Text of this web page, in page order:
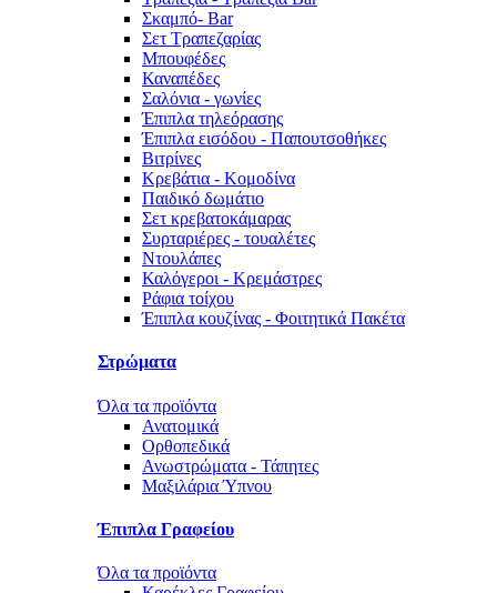
Σκαμπό- Bar
Σετ Τραπεζαρίας
Μπουφέδες
Καναπέδες
Σαλόνια - γωνίες
Έπιπλα τηλεόρασης
Έπιπλα εισόδου - Παπουτσοθήκες
Βιτρίνες
Κρεβάτια - Κομοδίνα
Παιδικό δωμάτιο
Σετ κρεβατοκάμαρας
Συρταριέρες - τουαλέτες
Ντουλάπες
Καλόγεροι - Κρεμάστρες
Ράφια τοίχου
Έπιπλα κουζίνας - Φοιτητικά Πακέτα
Στρώματα
Όλα τα προϊόντα
Ανατομικά
Ορθοπεδικά
Ανωστρώματα - Τάπητες
Μαξιλάρια Ύπνου
Έπιπλα Γραφείου
Όλα τα προϊόντα